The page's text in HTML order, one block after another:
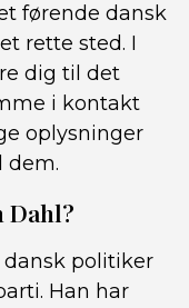
førende dansk
rette sted. I
dig til det
i kontakt
oplysninger
dem.
Dahl?
dansk politiker
Han har